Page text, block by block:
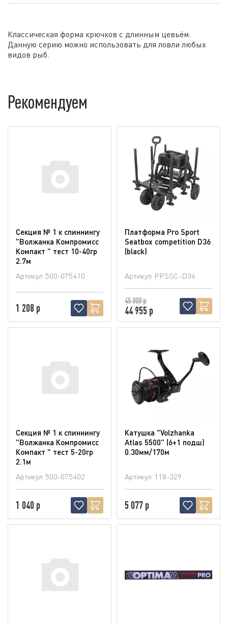
Классическая форма крючков с длинным цевьём.
Данную серию можно использовать для ловли любых
видов рыб.
Рекомендуем
Секция № 1 к спиннингу
"Волжанка Компромисс
Компакт " тест 10-40гр
2.7м
Артикул 500-075410
1 208 р
Платформа Pro Sport
Seatbox competition D36
(blaсk)
Артикул PPSSC-D36
45 000 р
44 955 р
Секция № 1 к спиннингу
"Волжанка Компромисс
Компакт " тест 5-20гр
2.1м
Артикул 500-075402
1 040 р
Катушка "Volzhanka
Atlas 5500" (6+1 подш)
0.30мм/170м
Артикул 118-329
5 077 р